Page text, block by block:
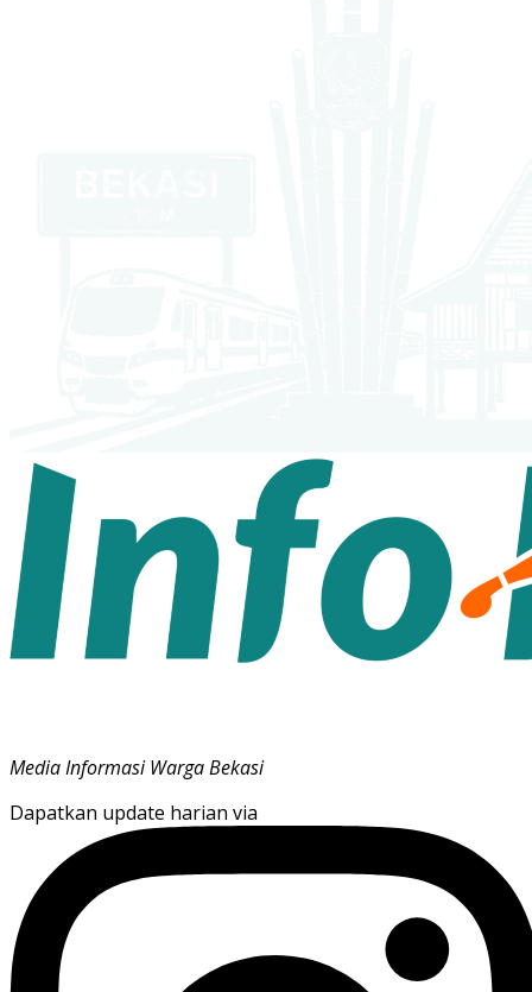
Media Informasi Warga Bekasi
Dapatkan update harian via